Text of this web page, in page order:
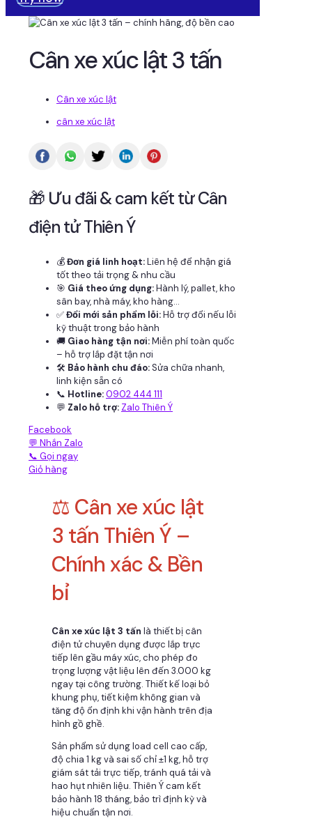
Cân xe xúc lật 3 tấn
Cân xe xúc lật
cân xe xúc lật
🎁 Ưu đãi & cam kết từ Cân
điện tử Thiên Ý
💰Đơn giá linh hoạt:Liên hệ để nhận giá
tốt theo tải trọng & nhu cầu
🎯 Giá theo ứng dụng:Hành lý, pallet, kho
sân bay, nhà máy, kho hàng...
✅Đổi mới sản phẩm lỗi:Hỗ trợ đổi nếu lỗi
kỹ thuật trong bảo hành
🚚 Giao hàng tận nơi:Miễn phí toàn quốc
– hỗ trợ lắp đặt tận nơi
🛠 Bảo hành chu đáo:Sửa chữa nhanh,
linh kiện sẵn có
📞 Hotline:0902 444 111
💬 Zalo hỗ trợ: Zalo Thiên Ý
Facebook
💬 Nhắn Zalo
📞 Gọi ngay
Giỏ hàng
⚖️ Cân xe xúc lật
3 tấn Thiên Ý –
Chính xác & Bền
bỉ
Cân xe xúc lật 3 tấn là thiết bị cân
điện tử chuyên dụng được lắp trực
tiếp lên gầu máy xúc, cho phép đo
trọng lượng vật liệu lên đến 3.000 kg
ngay tại công trường. Thiết kế loại bỏ
khung phụ, tiết kiệm không gian và
tăng độ ổn định khi vận hành trên địa
hình gồ ghề.
Sản phẩm sử dụng load cell cao cấp,
độ chia 1 kg và sai số chỉ ±1 kg, hỗ trợ
giám sát tải trực tiếp, tránh quá tải và
hao hụt nhiên liệu. Thiên Ý cam kết
bảo hành 18 tháng, bảo trì định kỳ và
hiệu chuẩn tận nơi.